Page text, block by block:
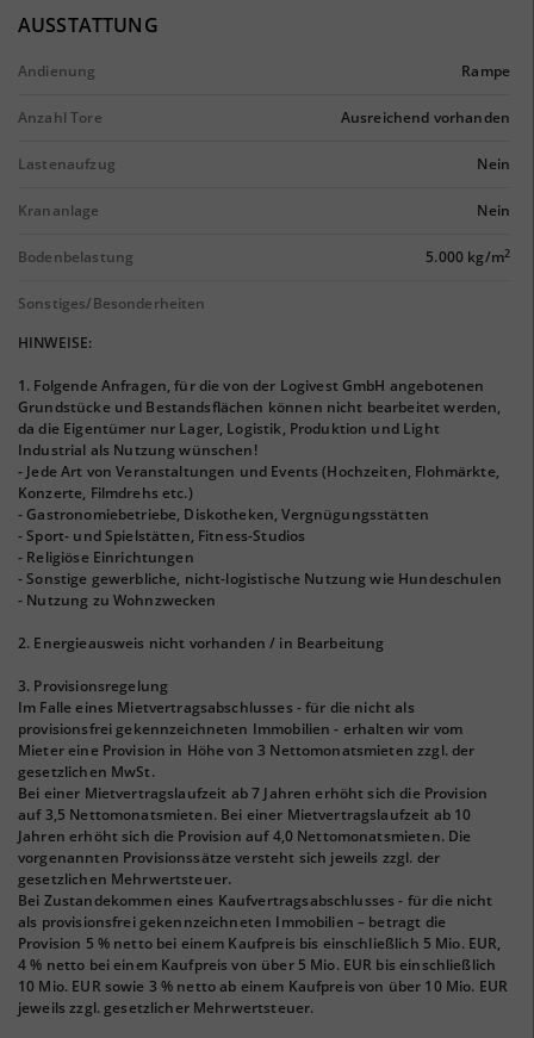
AUSSTATTUNG
Andienung Rampe
Anzahl Tore Ausreichend vorhanden
Lastenaufzug Nein
Krananlage Nein
Bodenbelastung 5.000 kg/m2
Sonstiges/Besonderheiten
HINWEISE:
1. Folgende Anfragen, für die von der Logivest GmbH angebotenen
Grundstücke und Bestandsflächen können nicht bearbeitet werden,
da die Eigentümer nur Lager, Logistik, Produktion und Light
Industrial als Nutzung wünschen!
- Jede Art von Veranstaltungen und Events (Hochzeiten, Flohmärkte,
Konzerte, Filmdrehs etc.)
- Gastronomiebetriebe, Diskotheken, Vergnügungsstätten
- Sport- und Spielstätten, Fitness-Studios
- Religiöse Einrichtungen
- Sonstige gewerbliche, nicht-logistische Nutzung wie Hundeschulen
- Nutzung zu Wohnzwecken
2. Energieausweis nicht vorhanden / in Bearbeitung
3. Provisionsregelung
Im Falle eines Mietvertragsabschlusses - für die nicht als
provisionsfrei gekennzeichneten Immobilien - erhalten wir vom
Mieter eine Provision in Höhe von 3 Nettomonatsmieten zzgl. der
gesetzlichen MwSt.
Bei einer Mietvertragslaufzeit ab 7 Jahren erhöht sich die Provision
auf 3,5 Nettomonatsmieten. Bei einer Mietvertragslaufzeit ab 10
Jahren erhöht sich die Provision auf 4,0 Nettomonatsmieten. Die
vorgenannten Provisionssätze versteht sich jeweils zzgl. der
gesetzlichen Mehrwertsteuer.
Bei Zustandekommen eines Kaufvertragsabschlusses - für die nicht
als provisionsfrei gekennzeichneten Immobilien – betragt die
Provision 5 % netto bei einem Kaufpreis bis einschließlich 5 Mio. EUR,
4 % netto bei einem Kaufpreis von über 5 Mio. EUR bis einschließlich
10 Mio. EUR sowie 3 % netto ab einem Kaufpreis von über 10 Mio. EUR
jeweils zzgl. gesetzlicher Mehrwertsteuer.